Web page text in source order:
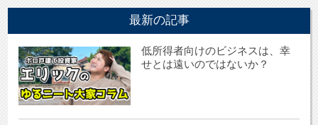
最新の記事
低所得者向けのビジネスは、幸
せとは遠いのではないか？